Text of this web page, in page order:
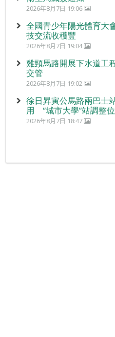
2026年8月7日 19:06
全國青少年陽光體育大
技交流收穫豐
2026年8月7日 19:04
雞頸馬路開展下水道
交管
2026年8月7日 19:02
徐日昇寅公馬路兩巴士
用 “城市大學”站調整
2026年8月7日 18:47